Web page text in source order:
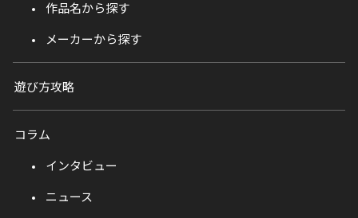
作品名から探す
メーカーから探す
遊び方攻略
コラム
インタビュー
ニュース